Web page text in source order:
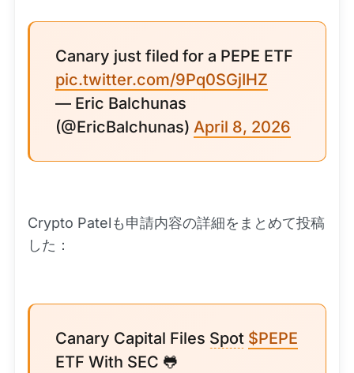
Canary just filed for a PEPE ETF
pic.twitter.com/9Pq0SGjIHZ
— Eric Balchunas
(@EricBalchunas) April 8, 2026
Crypto Patelも申請内容の詳細をまとめて投稿
した：
Canary Capital Files Spot $PEPE
ETF With SEC 🐸